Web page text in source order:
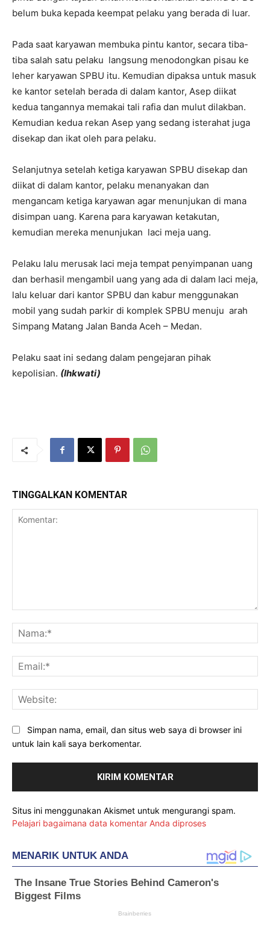
belum buka kepada keempat pelaku yang berada di luar.
Pada saat karyawan membuka pintu kantor, secara tiba-
tiba salah satu pelaku langsung menodongkan pisau ke
leher karyawan SPBU itu. Kemudian dipaksa untuk masuk
ke kantor setelah berada di dalam kantor, Asep diikat
kedua tangannya memakai tali rafia dan mulut dilakban.
Kemudian kedua rekan Asep yang sedang isterahat juga
disekap dan ikat oleh para pelaku.
Selanjutnya setelah ketiga karyawan SPBU disekap dan
diikat di dalam kantor, pelaku menanyakan dan
mengancam ketiga karyawan agar menunjukan di mana
disimpan uang. Karena para karyawan ketakutan,
kemudian mereka menunjukan laci meja uang.
Pelaku lalu merusak laci meja tempat penyimpanan uang
dan berhasil mengambil uang yang ada di dalam laci meja,
lalu keluar dari kantor SPBU dan kabur menggunakan
mobil yang sudah parkir di komplek SPBU menuju arah
Simpang Matang Jalan Banda Aceh – Medan.
Pelaku saat ini sedang dalam pengejaran pihak
kepolisian. (Ihkwati)
TINGGALKAN KOMENTAR
Simpan nama, email, dan situs web saya di browser ini
untuk lain kali saya berkomentar.
Situs ini menggunakan Akismet untuk mengurangi spam.
Pelajari bagaimana data komentar Anda diproses